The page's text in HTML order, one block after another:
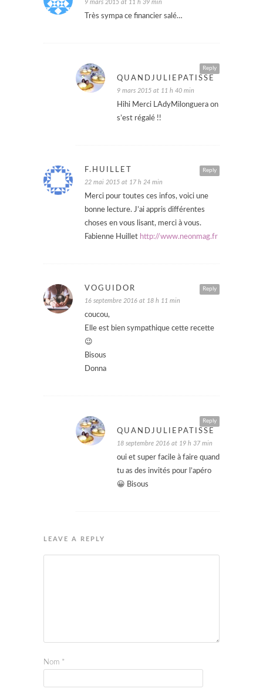
9 mars 2015 at 11 h 39 min
Très sympa ce financier salé…
Reply
QUANDJULIEPATISSE
9 mars 2015 at 11 h 40 min
Hihi Merci LAdyMilonguera on
s’est régalé !!
Reply
F.HUILLET
22 mai 2015 at 17 h 24 min
Merci pour toutes ces infos, voici une
bonne lecture. J’ai appris différentes
choses en vous lisant, merci à vous.
Fabienne Huillet http://www.neonmag.fr
Reply
VOGUIDOR
16 septembre 2016 at 18 h 11 min
coucou,
Elle est bien sympathique cette recette
😉
Bisous
Donna
Reply
QUANDJULIEPATISSE
18 septembre 2016 at 19 h 37 min
oui et super facile à faire quand
tu as des invités pour l’apéro
😀 Bisous
LEAVE A REPLY
Nom *